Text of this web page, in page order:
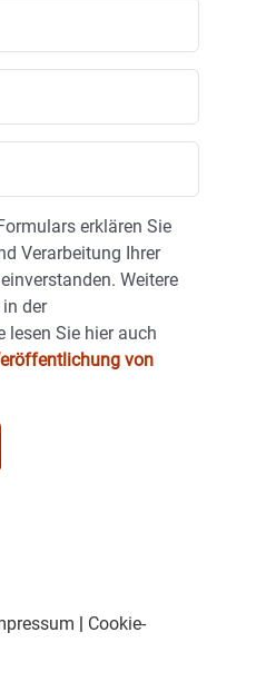
erklären Sie
Verarbeitung Ihrer
Weitere
der
lesen Sie hier auch
von
| Cookie-